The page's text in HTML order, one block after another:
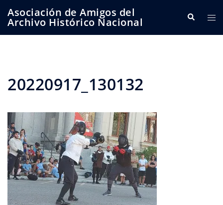
Asociación de Amigos del
Archivo Histórico Nacional Buscar
20220917_130132